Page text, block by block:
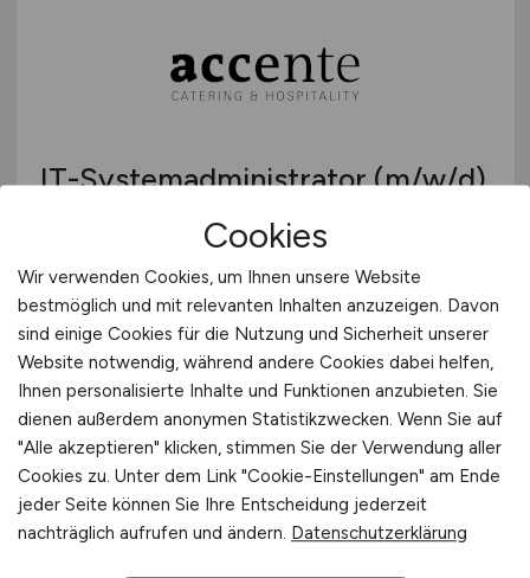
IT-Systemadministrator(m/w/d)
Accente Gastronomie Service GmbH
vor 6 Tagen
Frankfurt am Main
Cookies
Wir verwenden Cookies, um Ihnen unsere Website
bestmöglich und mit relevanten Inhalten anzuzeigen. Davon
sind einige Cookies für die Nutzung und Sicherheit unserer
Website notwendig, während andere Cookies dabei helfen,
Ihnen personalisierte Inhalte und Funktionen anzubieten. Sie
dienen außerdem anonymen Statistikzwecken. Wenn Sie auf
"Alle akzeptieren" klicken, stimmen Sie der Verwendung aller
Cookies zu. Unter dem Link "Cookie-Einstellungen" am Ende
jeder Seite können Sie Ihre Entscheidung jederzeit
nachträglich aufrufen und ändern. Datenschutzerklärung